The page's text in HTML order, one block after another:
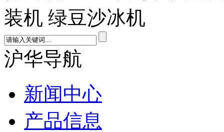
装机 绿豆沙冰机
沪华导航
新闻中心
产品信息